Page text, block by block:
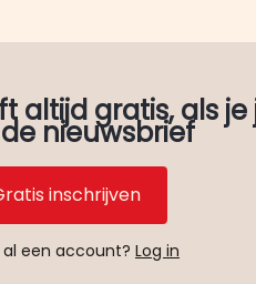
altijd gratis, als
nieuwsbrief
inschrijven
al een account? Log in